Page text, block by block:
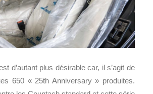
d’autant plus désirable car, il s’agit de
650 « 25th Anniversary » produites.